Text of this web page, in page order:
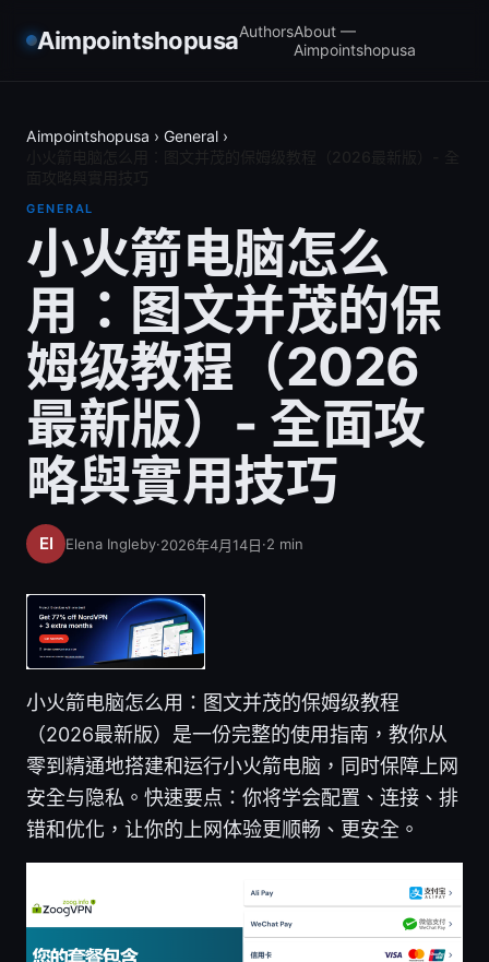
AimpointshopusaAuthorsAbout —
Aimpointshopusa
Aimpointshopusa › General ›
GENERAL
小火箭电脑怎么
用：图文并茂的保
姆级教程（2026
最新版）- 全面攻
略與實用技巧
Elena Ingleby·2026年4月14日·2 min
小火箭电脑怎么用：图文并茂的保姆级教程
（2026最新版）是一份完整的使用指南，教你从
零到精通地搭建和运行小火箭电脑，同时保障上网
安全与隐私。快速要点：你将学会配置、连接、排
错和优化，让你的上网体验更顺畅、更安全。